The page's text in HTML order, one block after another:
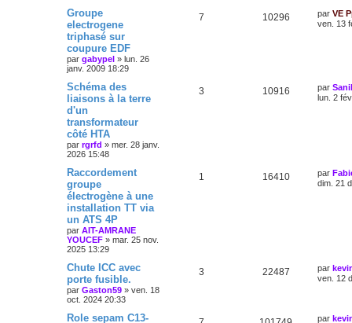
Groupe
electrogene
triphasé sur
coupure EDF
par gabypel » lun. 26
janv. 2009 18:29
7 10296 par VE
ven. 13
Schéma des
liaisons à la terre
d'un
transformateur
côté HTA
par rgrfd » mer. 28 janv.
2026 15:48
3 10916 par
lun. 2
Raccordement
groupe
électrogène à une
installation TT via
un ATS 4P
par AIT-AMRANE
YOUCEF » mar. 25 nov.
2025 13:29
1 16410 par
dim. 21
Chute ICC avec
porte fusible.
par Gaston59 » ven. 18
oct. 2024 20:33
3 22487 par
ven. 12
Role sepam C13- par